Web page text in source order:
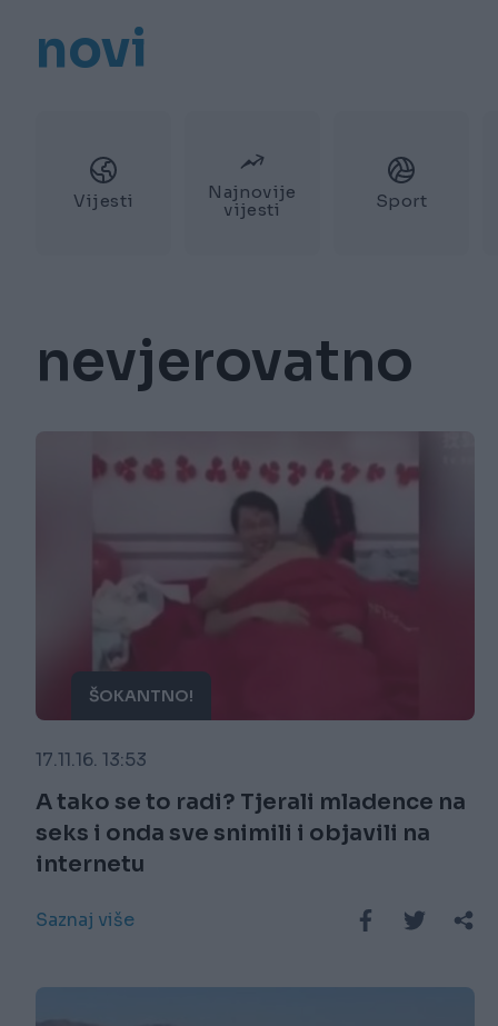
novi
Vijesti
Najnovije
vijesti
Sport
nevjerovatno
ŠOKANTNO!
17.11.16. 13:53
A tako se to radi? Tjerali mladence na
seks i onda sve snimili i objavili na
internetu
Saznaj više